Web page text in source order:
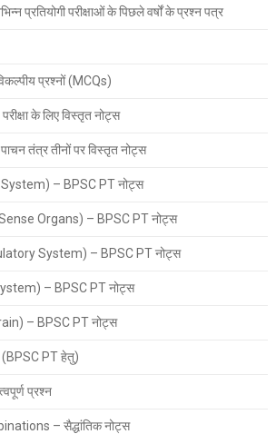
प्रतियोगी परीक्षाओं के पिछले वर्षों के प्रश्न पत्र
प्रश्नों (MCQs)
के लिए विस्तृत नोट्स
तंत्र तीनों पर विस्तृत नोट्स
– BPSC PT नोट्स
Organs) – BPSC PT नोट्स
System) – BPSC PT नोट्स
– BPSC PT नोट्स
– BPSC PT नोट्स
(BPSC PT हेतु)
प्रश्न
– सैद्धांतिक नोट्स